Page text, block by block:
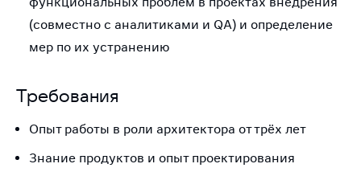
(совместно с аналитиками и QA) и определение
мер по их устранению
Требования
Опыт работы в роли архитектора от трёх лет
Знание продуктов и опыт проектирования